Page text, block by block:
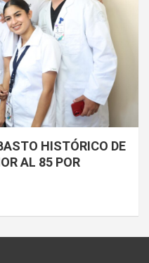
HISTÓRICO DE
AL 85 POR